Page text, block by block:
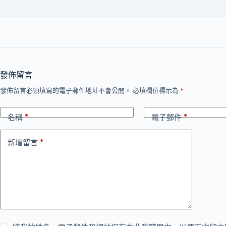
發佈留言
發佈留言必須填寫的電子郵件地址不會公開。 必填欄位標示為 *
名稱* 電子郵件*
新增留言 *